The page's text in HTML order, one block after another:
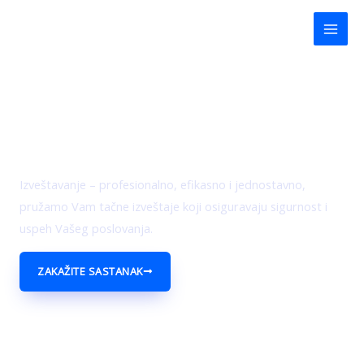
Izveštavanje – profesionalno, efikasno i jednostavno,
pružamo Vam tačne izveštaje koji osiguravaju sigurnost i
uspeh Vašeg poslovanja.
ZAKAŽITE SASTANAK